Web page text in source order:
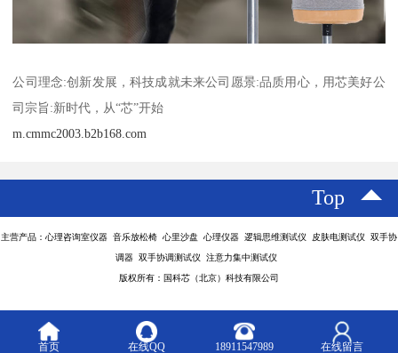
公司理念:创新发展，科技成就未来公司愿景:品质用心，用芯美好公
司宗旨:新时代，从“芯”开始
m.cmmc2003.b2b168.com
Top
主营产品：心理咨询室仪器 音乐放松椅 心里沙盘 心理仪器 逻辑思维测试仪 皮肤电测试仪 双手协
调器 双手协调测试仪 注意力集中测试仪
版权所有：国科芯（北京）科技有限公司
首页 在线QQ 18911547989 在线留言